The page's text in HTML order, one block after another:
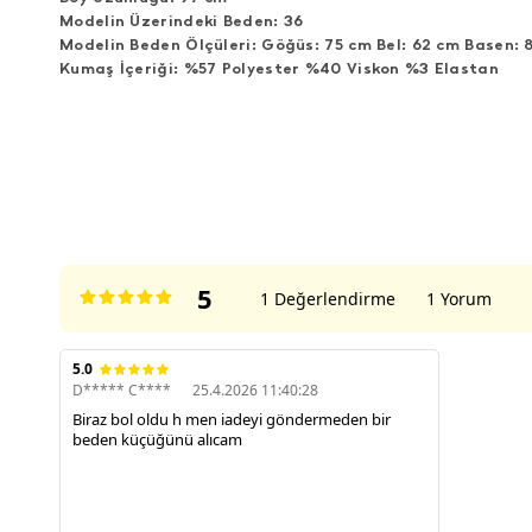
Modelin Üzerindeki Beden: 36
Modelin Beden Ölçüleri: Göğüs: 75 cm Bel: 62 cm Basen:
Kumaş İçeriği: %57 Polyester %40 Viskon %3 Elastan
5 1 Değerlendirme 1 Yorum
5.0
D***** C****
25.4.2026 11:40:28
Biraz bol oldu h men iadeyi göndermeden bir
beden küçüğünü alıcam